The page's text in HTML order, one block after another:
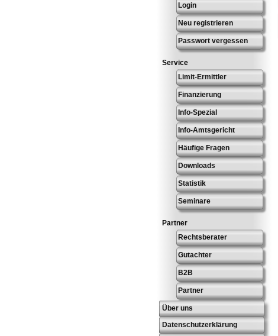
Login
Neu registrieren
Passwort vergessen
Service
Limit-Ermittler
Finanzierung
Info-Spezial
Info-Amtsgericht
Häufige Fragen
Downloads
Statistik
Seminare
Partner
Rechtsberater
Gutachter
B2B
Partner
Über uns
Datenschutzerklärung